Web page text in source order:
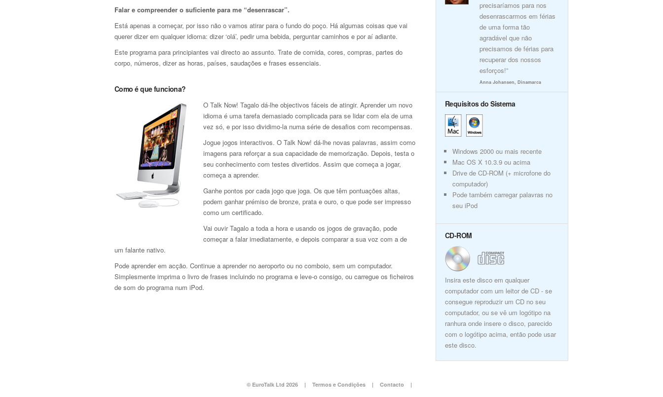
Falar e compreender o suficiente para me “desenrascar”.
Está apenas a começar, por isso não o vamos atirar para o fundo do poço. Há algumas coisas que vai
querer dizer em qualquer idioma: dizer ‘olá’, pedir uma bebida, perguntar caminhos e por aí adiante.
Este programa para principiantes vai directo ao assunto. Trate de comida, cores, compras, partes do
corpo, números, dizer as horas, países, saudações e frases essenciais.
Como é que funciona?
O Talk Now! Tagalo dá-lhe objectivos fáceis de atingir. Aprender um novo
idioma é uma tarefa demasiado complicada para se lidar com ela de uma
vez só, e por isso dividimo-la numa série de desafios com recompensas.
Jogue jogos interactivos. O Talk Now! dá-lhe novas palavras, assim como
imagens para reforçar a sua capacidade de memorização. Depois, testa o
seu conhecimento com testes divertidos. Assim que começa a jogar,
começa a aprender.
Ganhe pontos por cada jogo que joga. Os que têm pontuações altas,
podem ganhar prémiso de bronze, prata e ouro, o que pode ser impresso
como um certificado.
Vai ouvir Tagalo a toda a hora e usando os jogos de gravação, pode
começar a falar imediatamente, e depois comparar a sua voz com a de
um falante nativo.
Pode aprender em acção. Continue a aprender no aeroporto ou no comboio, sem um computador.
Simplesmente imprima o livro de frases incluindo no programa e leve-o consigo, ou carregue os ficheiros
de som do programa num iPod.
precisaríamos para nos
desenrascarmos em férias
de uma forma tão
agradável que não
precisamos de férias para
recuperar dos nossos
esforços!”
Anna Johansen, Dinamarca
Requisitos do Sistema
Windows 2000 ou mais recente
Mac OS X 10.3.9 ou acima
Drive de CD-ROM (+ microfone do
computador)
Pode também carregar palavras no
seu iPod
CD-ROM
Insira este disco em qualquer
computador com um leitor de CD - se
consegue reproduzir um CD no seu
computador, ou se vê um logótipo na
ranhura onde insere o disco, parecido
com o logótipo acima, então pode usar
este disco.
© EuroTalk Ltd 2026 | Termos e Condições | Contacto |